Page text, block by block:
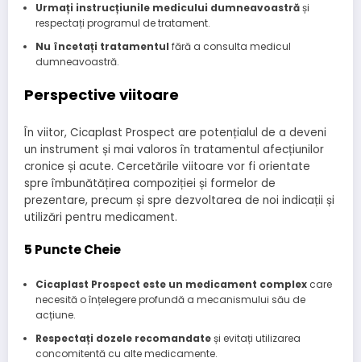
Urmați instrucțiunile medicului dumneavoastrăși
respectați programul de tratament.
Nu încetați tratamentul fără a consulta medicul
dumneavoastră.
Perspective viitoare
În viitor, Cicaplast Prospect are potențialul de a deveni
un instrument și mai valoros în tratamentul afecțiunilor
cronice și acute. Cercetările viitoare vor fi orientate
spre îmbunătățirea compoziției și formelor de
prezentare, precum și spre dezvoltarea de noi indicații și
utilizări pentru medicament.
5 Puncte Cheie
Cicaplast Prospect este un medicament complexcare
necesită o înțelegere profundă a mecanismului său de
acțiune.
Respectați dozele recomandateși evitați utilizarea
concomitentă cu alte medicamente.